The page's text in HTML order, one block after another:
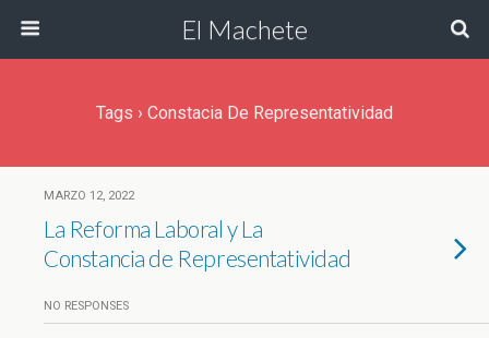
El Machete
Tags › Constacia De Representatividad
MARZO 12, 2022
La Reforma Laboral y La
Constancia de Representatividad
NO RESPONSES